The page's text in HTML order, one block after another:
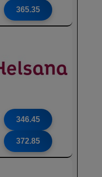
365.35
346.45
372.85